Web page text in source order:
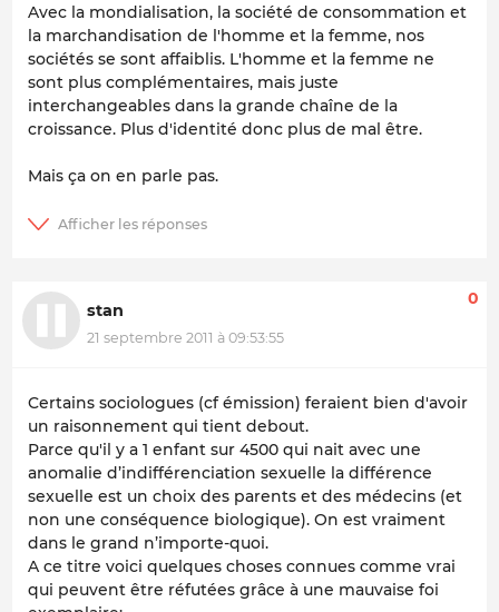
Avec la mondialisation, la société de consommation et
la marchandisation de l'homme et la femme, nos
sociétés se sont affaiblis. L'homme et la femme ne
sont plus complémentaires, mais juste
interchangeables dans la grande chaîne de la
croissance. Plus d'identité donc plus de mal être.
Mais ça on en parle pas.
stan
21 septembre 2011 à 09:53:55
0
Certains sociologues (cf émission) feraient bien d'avoir
un raisonnement qui tient debout.
Parce qu'il y a 1 enfant sur 4500 qui nait avec une
anomalie d’indifférenciation sexuelle la différence
sexuelle est un choix des parents et des médecins (et
non une conséquence biologique). On est vraiment
dans le grand n’importe-quoi.
A ce titre voici quelques choses connues comme vrai
qui peuvent être réfutées grâce à une mauvaise foi